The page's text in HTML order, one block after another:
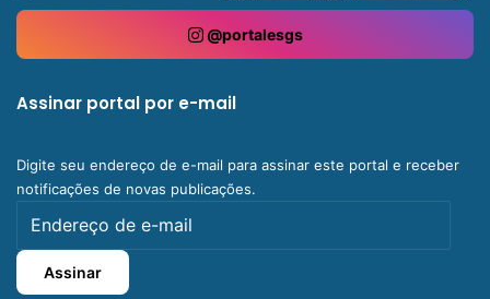
@portalesgs
Assinar portal por e-mail
Digite seu endereço de e-mail para assinar este portal e receber
notificações de novas publicações.
de
e-
mail
Assinar